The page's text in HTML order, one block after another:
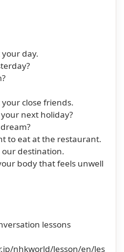
day.
close friends.
next holiday?
to eat at the restaurant.
destination.
body that feels unwell
lessons
nhkworld/lesson/en/les